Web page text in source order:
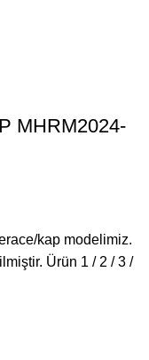
MHRM2024-
kap modelimiz.
Ürün 1 / 2 / 3 /